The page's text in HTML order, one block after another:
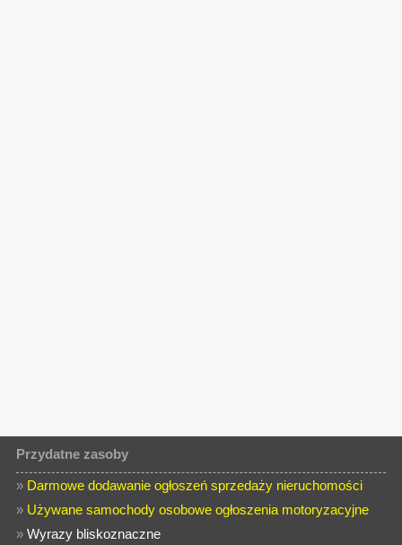
Przydatne zasoby
» Darmowe dodawanie ogłoszeń sprzedaży nieruchomości
» Używane samochody osobowe ogłoszenia motoryzacyjne
»Wyrazy bliskoznaczne